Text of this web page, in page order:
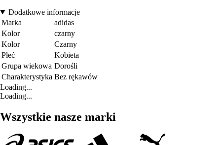
Dodatkowe informacje
Marka
adidas
Kolor
czarny
Kolor
Czarny
Płeć
Kobieta
Grupa wiekowa Dorośli
Charakterystyka Bez rękawów
Loading...
Loading...
Wszystkie nasze marki